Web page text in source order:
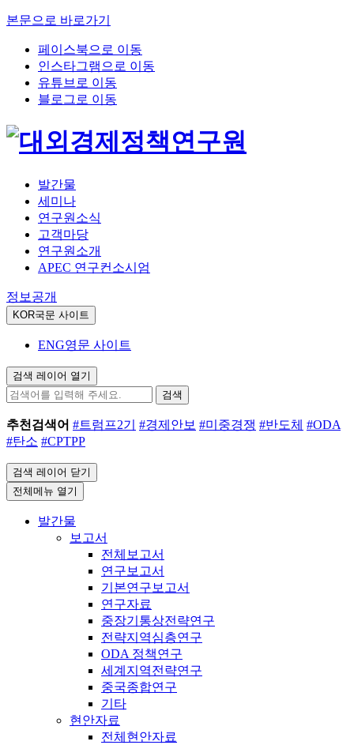
본문으로 바로가기
페이스북으로 이동
인스타그램으로 이동
유튜브로 이동
블로그로 이동
발간물
세미나
연구원소식
고객마당
연구원소개
APEC 연구컨소시엄
정보공개
KOR국문 사이트
ENG영문 사이트
검색 레이어 열기
검색
추천검색어 #트럼프2기 #경제안보 #미중경쟁 #반도체 #ODA
#탄소 #CPTPP
검색 레이어 닫기
전체메뉴 열기
발간물
보고서
전체보고서
연구보고서
기본연구보고서
연구자료
중장기통상전략연구
전략지역심층연구
ODA 정책연구
세계지역전략연구
중국종합연구
기타
현안자료
전체현안자료